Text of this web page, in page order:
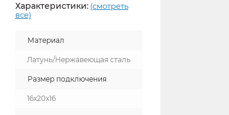
Характеристики: (смотреть
все)
Материал
Латунь/Нержавеющая сталь
Размер подключения
16x20x16